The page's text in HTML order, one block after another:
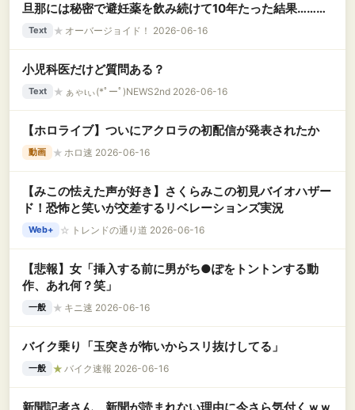
旦那には秘密で避妊薬を飲み続けて10年たった結果………
Text ★ オーバージョイド！ 2026-06-16
小児科医だけど質問ある？
Text ★ ぁゃιぃ(*ﾟーﾟ)NEWS2nd 2026-06-16
【ホロライブ】ついにアクロラの初配信が発表されたか
動画 ★ ホロ速 2026-06-16
【みこの怯えた声が好き】さくらみこの初見バイオハザー
ド！恐怖と笑いが交差するリベレーションズ実況
Web+ ☆ トレンドの通り道 2026-06-16
【悲報】女「挿入する前に男がち●ぽをトントンする動
作、あれ何？笑」
一般 ★ キニ速 2026-06-16
バイク乗り「玉突きが怖いからスリ抜けしてる」
一般 ★ バイク速報 2026-06-16